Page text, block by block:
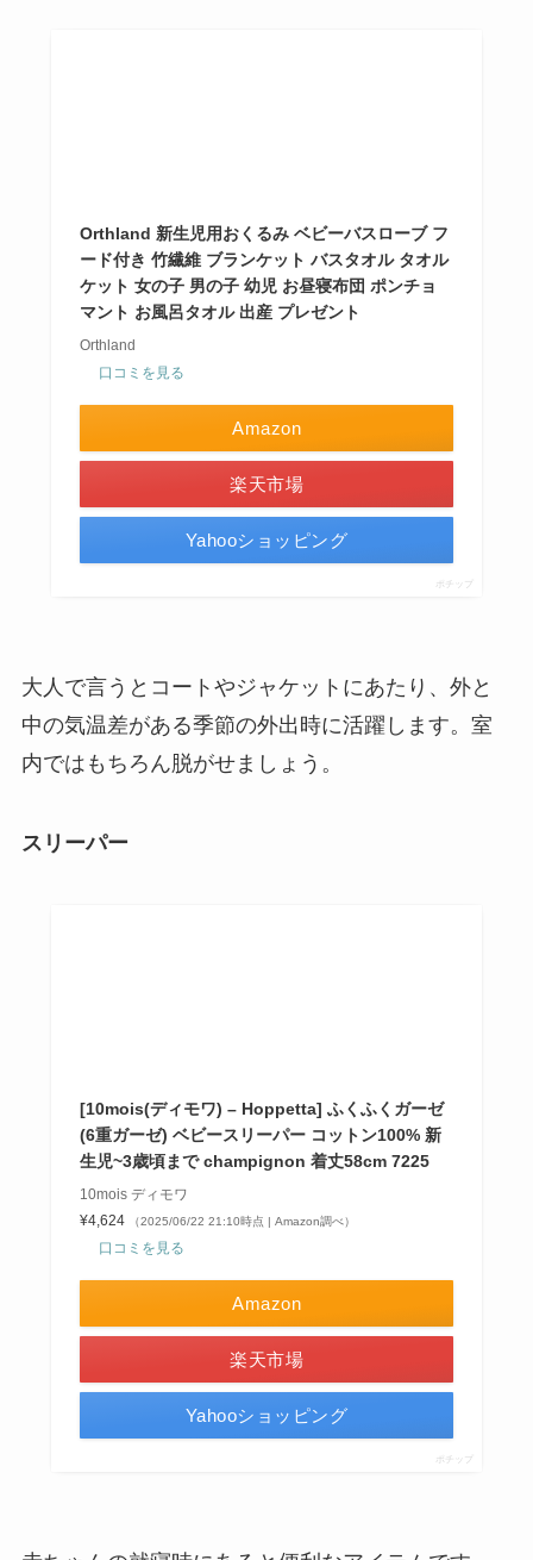
Orthland 新生児用おくるみ ベビーバスローブ フ
ード付き 竹繊維 ブランケット バスタオル タオル
ケット 女の子 男の子 幼児 お昼寝布団 ポンチョ
マント お風呂タオル 出産 プレゼント
Orthland
口コミを見る
Amazon
楽天市場
Yahooショッピング
ポチップ
大人で言うとコートやジャケットにあたり、外と
中の気温差がある季節の外出時に活躍します。室
内ではもちろん脱がせましょう。
スリーパー
[10mois(ディモワ) – Hoppetta] ふくふくガーゼ
(6重ガーゼ) ベビースリーパー コットン100% 新
生児~3歳頃まで champignon 着丈58cm 7225
10mois ディモワ
¥4,624
（2025/06/22 21:10時点 | Amazon調べ）
口コミを見る
Amazon
楽天市場
Yahooショッピング
ポチップ